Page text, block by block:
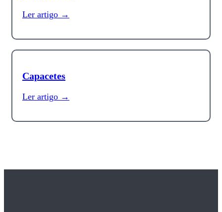
Ler artigo →
Capacetes
Ler artigo →